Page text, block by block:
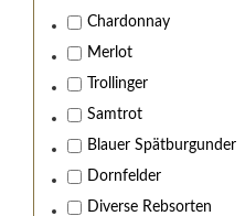
Chardonnay
Merlot
Trollinger
Samtrot
Blauer Spätburgunder
Dornfelder
Diverse Rebsorten